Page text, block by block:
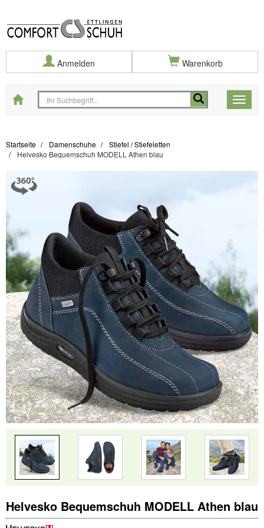
Anmelden Warenkorb
Toggle
Startseite
Startseite Damenschuhe
Stiefel / Stiefeletten
Helvesko Bequemschuh MODELL Athen blau
Helvesko Bequemschuh MODELL Athen blau